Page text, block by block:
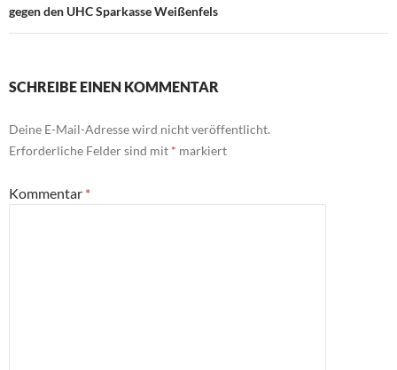
gegen den UHC Sparkasse Weißenfels
SCHREIBE EINEN KOMMENTAR
Deine E-Mail-Adresse wird nicht veröffentlicht.
Erforderliche Felder sind mit * markiert
Kommentar *